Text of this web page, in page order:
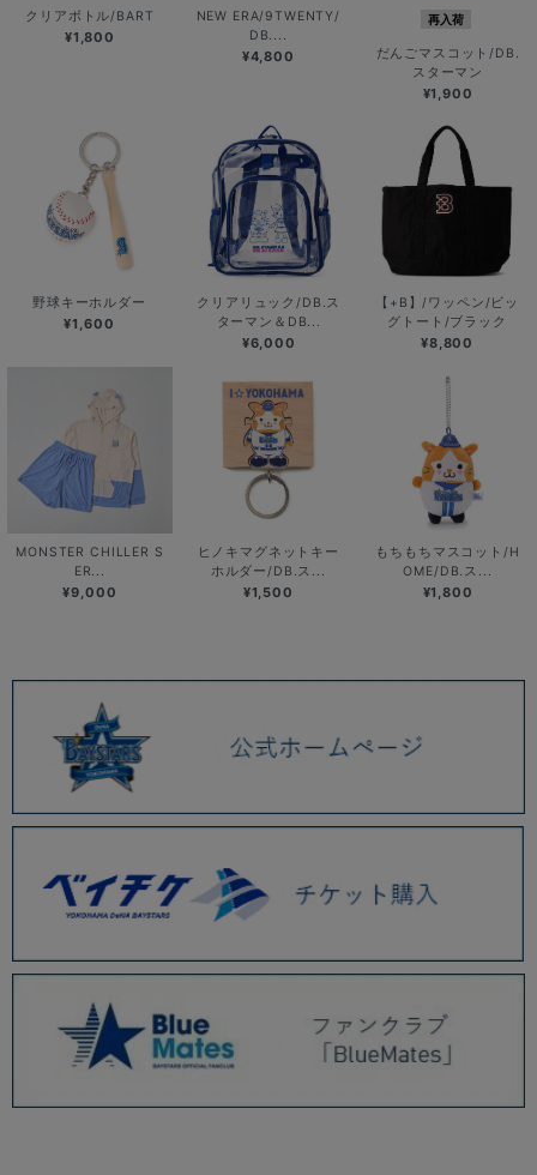
クリアボトル/BART
¥1,800
NEW ERA/9TWENTY/
DB....
¥4,800
再入荷
だんごマスコット/DB.
スターマン
¥1,900
野球キーホルダー
¥1,600
クリアリュック/DB.ス
ターマン＆DB...
¥6,000
【+B】/ワッペン/ビッ
グトート/ブラック
¥8,800
MONSTER CHILLER S
ER...
¥9,000
ヒノキマグネットキー
ホルダー/DB.ス...
¥1,500
もちもちマスコット/H
OME/DB.ス...
¥1,800